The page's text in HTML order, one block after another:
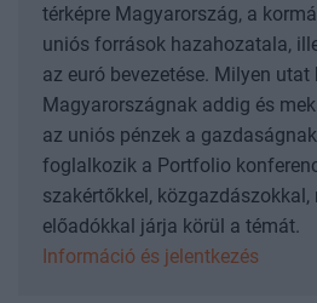
térképre Magyarország, a
uniós források hazahozatala,
az euró bevezetése. Milyen utat
Magyarországnak addig és
az uniós pénzek a
foglalkozik a Portfolio
szakértőkkel,
előadókkal járja körül a témát.
Információ és jelentkezés